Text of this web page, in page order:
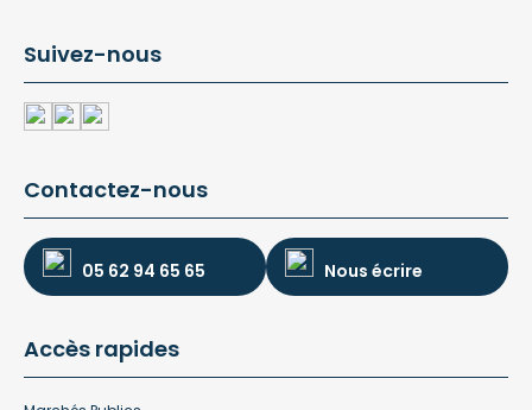
Suivez-nous
Contactez-nous
05 62 94 65 65 Nous écrire
Accès rapides